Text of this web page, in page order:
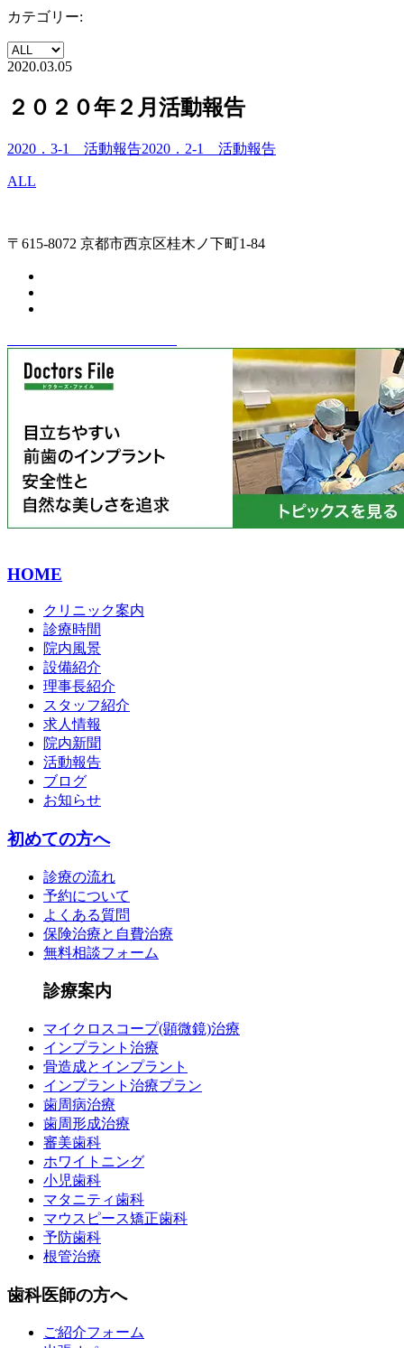
カテゴリー:
2020.03.05
２０２０年２月活動報告
2020．3-1 活動報告2020．2-1 活動報告
ALL
〒615-8072 京都市西京区桂木ノ下町1-84
HOME
クリニック案内
診療時間
院内風景
設備紹介
理事長紹介
スタッフ紹介
求人情報
院内新聞
活動報告
ブログ
お知らせ
初めての方へ
診療の流れ
予約について
よくある質問
保険治療と自費治療
無料相談フォーム
診療案内
マイクロスコープ(顕微鏡)治療
インプラント治療
骨造成とインプラント
インプラント治療プラン
歯周病治療
歯周形成治療
審美歯科
ホワイトニング
小児歯科
マタニティ歯科
マウスピース矯正歯科
予防歯科
根管治療
歯科医師の方へ
ご紹介フォーム